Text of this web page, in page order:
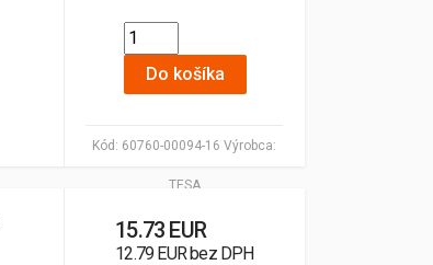
Kód: 60760-00094-16 Výrobca:
TESA
Do košíka
15.73 EUR
12.79 EUR bez DPH